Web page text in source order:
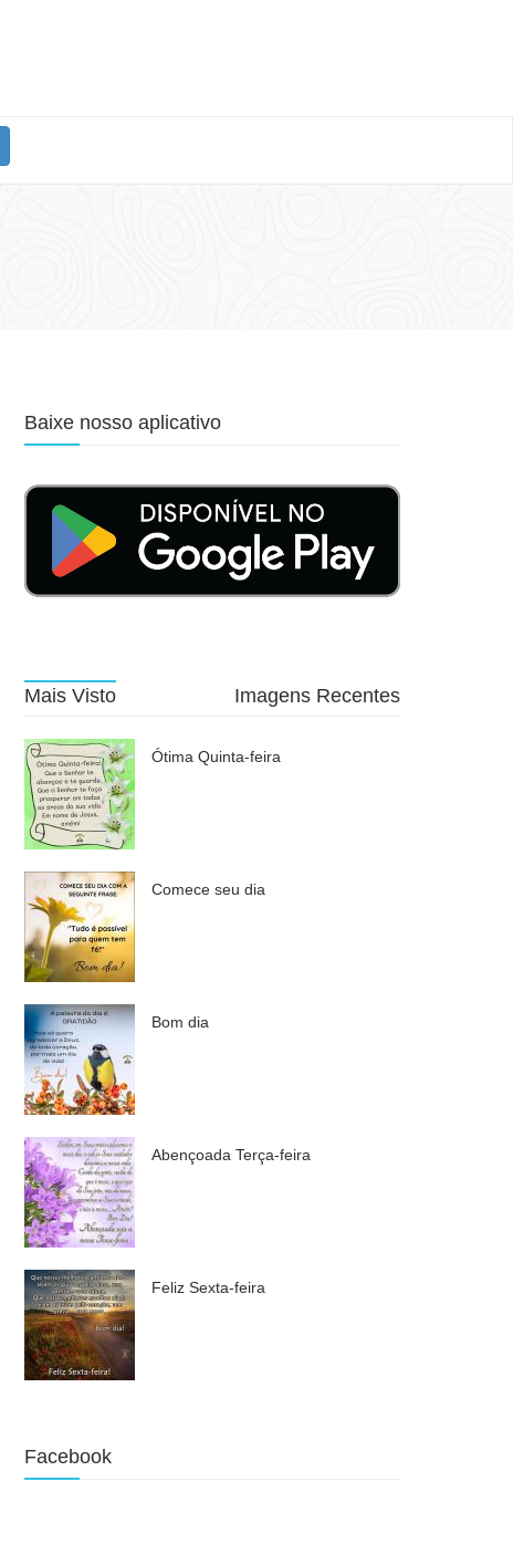
Baixe nosso aplicativo
Mais Visto Imagens Recentes
Ótima Quinta-feira
Comece seu dia
Bom dia
Abençoada Terça-feira
Feliz Sexta-feira
Facebook